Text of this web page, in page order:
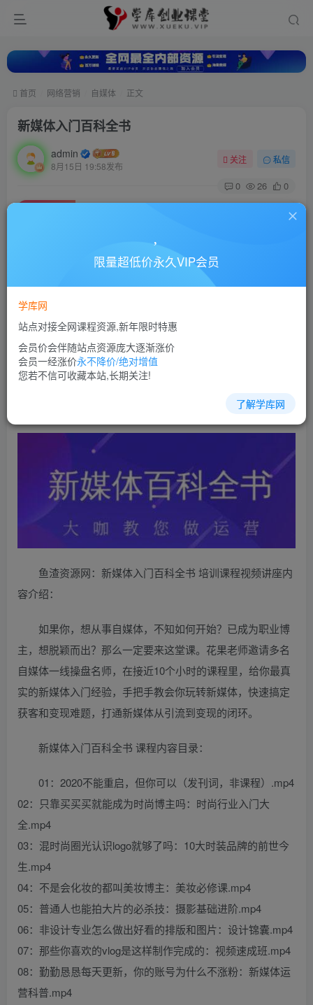
首页 网络营销 自媒体 正文
新媒体入门百科全书
admin
8月15日 19:58发布
关注 私信
0 26 0
此内容为付费资源，请付费后查看
10
立即购买
您当前未登录！建议登陆后购买，可保存购买订单
付费资源
鱼渣资源网：新媒体入门百科全书 培训课程视频讲座内
容介绍：
如果你，想从事自媒体，不知如何开始？已成为职业博
主，想脱颖而出？那么一定要来这堂课。花果老师邀请多名
自媒体一线操盘名师，在接近10个小时的课程里，给你最真
实的新媒体入门经验，手把手教会你玩转新媒体，快速搞定
获客和变现难题，打通新媒体从引流到变现的闭环。
新媒体入门百科全书 课程内容目录：
01：2020不能重启，但你可以（发刊词，非课程）.mp4
02：只靠买买买就能成为时尚博主吗：时尚行业入门大
全.mp4
03：混时尚圈光认识logo就够了吗：10大时装品牌的前世今
生.mp4
04：不是会化妆的都叫美妆博主：美妆必修课.mp4
05：普通人也能拍大片的必杀技：摄影基础进阶.mp4
06：非设计专业怎么做出好看的排版和图片：设计锦囊.mp4
07：那些你喜欢的vlog是这样制作完成的：视频速成班.mp4
08：勤勤恳恳每天更新，你的账号为什么不涨粉：新媒体运
营科普.mp4
限量超低价永久VIP会员
学库网
站点对接全网课程资源,新年限时特惠
会员价会伴随站点资源庞大逐渐涨价
会员一经涨价永不降价/绝对增值
您若不信可收藏本站,长期关注!
了解学库网